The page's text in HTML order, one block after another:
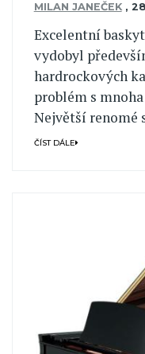
MILAN JANEČEK ,
Excelentní
vydobyl
hardrockových
problém s
Největší renomé
ČÍST DÁLE